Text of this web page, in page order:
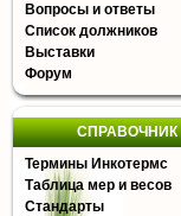
Вопросы и ответы
Список должников
Выставки
Форум
СПРАВОЧНИК
Термины Инкотермс
Таблица мер и весов
Стандарты